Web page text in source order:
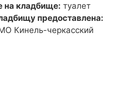
на кладбище: туалет
предоставлена:
Кинель-черкасский